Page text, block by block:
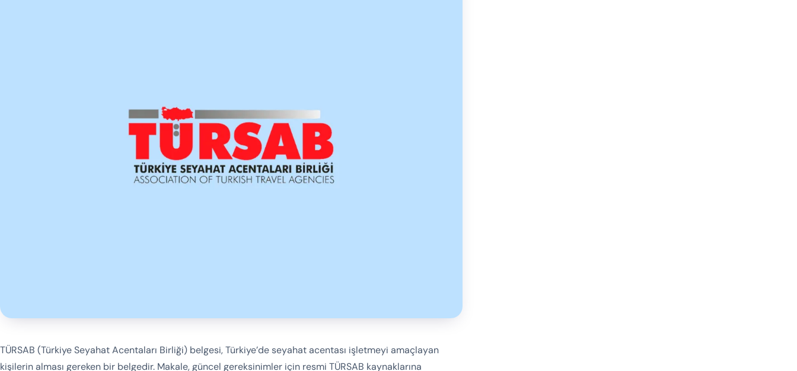
TÜRSAB (Türkiye Seyahat Acentaları Birliği) belgesi, Türkiye’de seyahat acentası işletmeyi amaçlayan
kişilerin alması gereken bir belgedir. Makale, güncel gereksinimler için resmi TÜRSAB kaynaklarına